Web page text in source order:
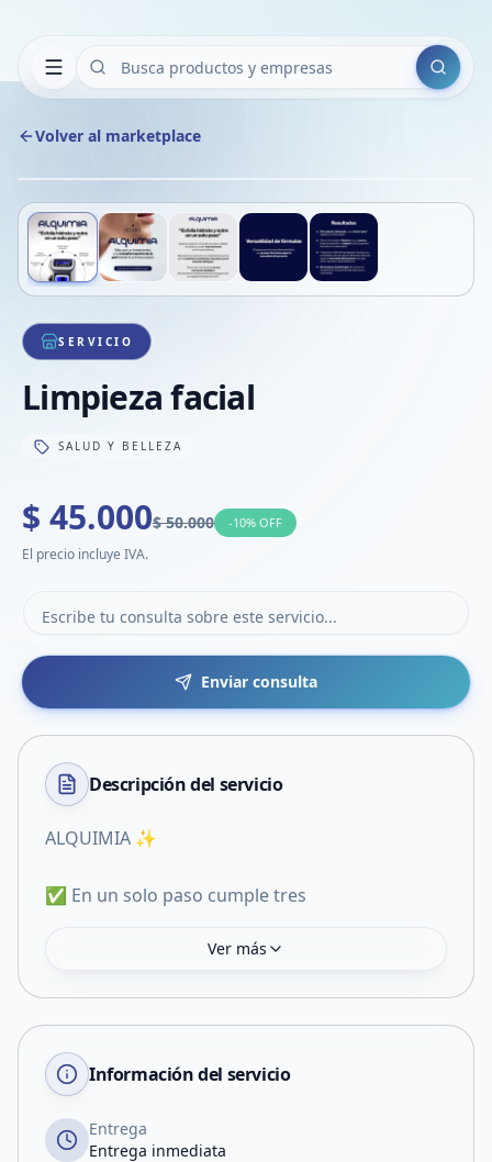
Buscar
Volver al marketplace
1/5
SERVICIO
Limpieza facial
SALUD Y BELLEZA
$ 45.000$ 50.000 -10% OFF
El precio incluye IVA.
Enviar consulta
Descripción del servicio
ALQUIMIA ✨
✅ En un solo paso cumple tres
Ver más
Información del servicio
Entrega
Entrega inmediata